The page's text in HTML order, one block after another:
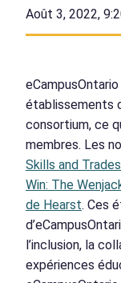
Août 3, 2022,
établissements
consortium, ce
membres. Les
Skills and
Win: The
de Hearst. Ces
l’inclusion, la
expériences